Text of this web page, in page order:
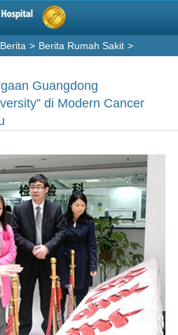
> Berita Rumah Sakit >
Guangdong
di Modern Cancer